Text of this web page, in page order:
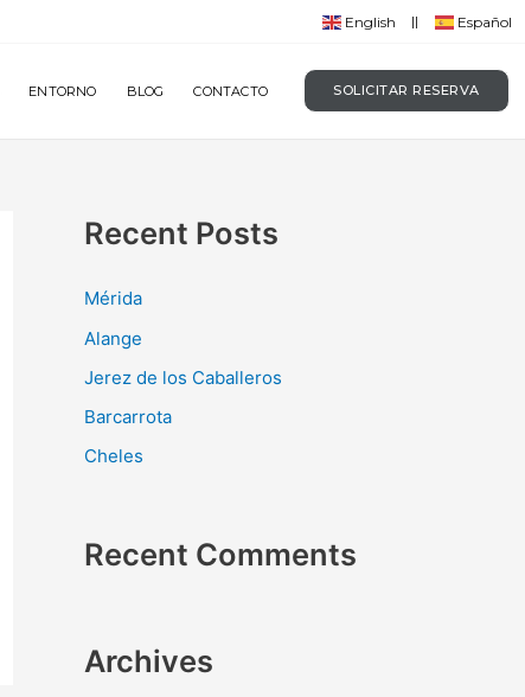
English Español
ENTORNO BLOG CONTACTO SOLICITAR RESERVA
Recent Posts
Mérida
Alange
Jerez de los Caballeros
Barcarrota
Cheles
Recent Comments
Archives